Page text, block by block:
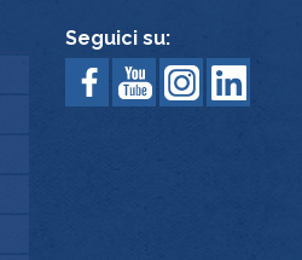
Seguici su: